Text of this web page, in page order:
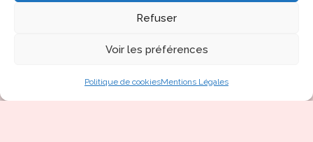
Refuser
Voir les préférences
Politique de cookiesMentions Légales